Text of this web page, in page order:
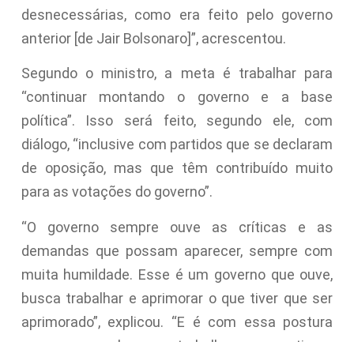
desnecessárias, como era feito pelo governo
anterior [de Jair Bolsonaro]”, acrescentou.
Segundo o ministro, a meta é trabalhar para
“continuar montando o governo e a base
política”. Isso será feito, segundo ele, com
diálogo, “inclusive com partidos que se declaram
de oposição, mas que têm contribuído muito
para as votações do governo”.
“O governo sempre ouve as críticas e as
demandas que possam aparecer, sempre com
muita humildade. Esse é um governo que ouve,
busca trabalhar e aprimorar o que tiver que ser
aprimorado”, explicou. “E é com essa postura